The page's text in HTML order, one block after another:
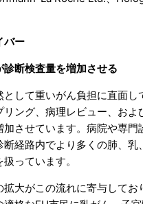
バー
診断検査量を増加させる
して重いがん負担に直面し
リング、病理レビュー、およ
加させています。病院や専門
経路内でより多くの肺、乳
っています。
大がこの流れに寄与してお